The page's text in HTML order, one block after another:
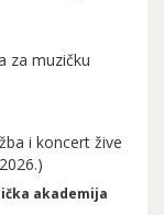
za muzičku
i koncert žive
akademija